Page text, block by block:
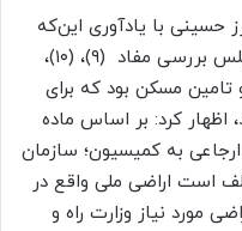
حسینی با یادآوری این‌که
دستور کار دیروز کمیسیون عمران مجلس بررسی مفاد (۹)، (۱۰)،
و تامین مسکن بود که برای
کرد:‌ بر اساس ماده
به کمیسیون؛ سازمان
است اراضی ملی واقع در
مورد نیاز وزارت راه و